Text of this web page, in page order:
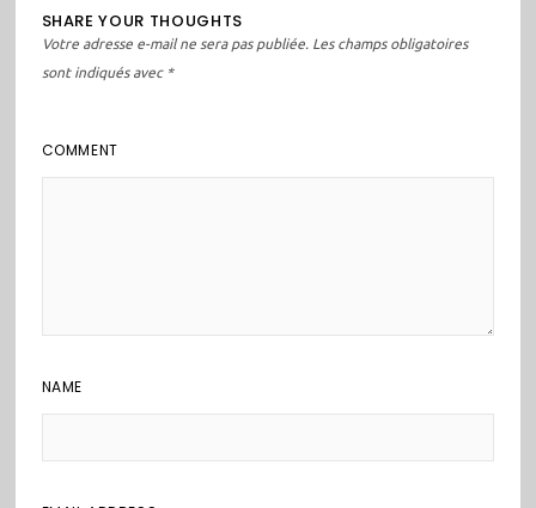
SHARE YOUR THOUGHTS
Votre adresse e-mail ne sera pas publiée. Les champs obligatoires
sont indiqués avec *
COMMENT
NAME